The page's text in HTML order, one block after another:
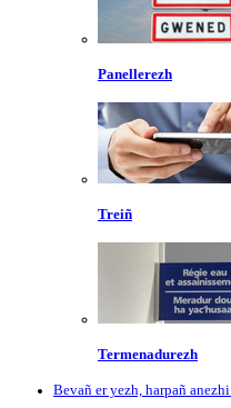
Panellerezh
Treiñ
Termenadurezh
Bevañ er yezh, harpañ anezhi